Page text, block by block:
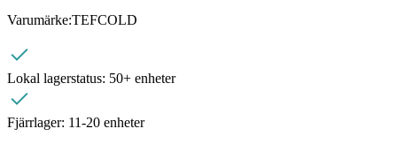
Varumärke:TEFCOLD
Lokal lagerstatus: 50+ enheter
Fjärrlager: 11-20 enheter